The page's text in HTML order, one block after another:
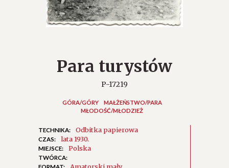
Para turystów
P-17219
GÓRA/GÓRY
MAŁŻEŃSTWO/PARA
MŁODOŚĆ/MŁODZIEŻ
TECHNIKA: Odbitka papierowa
CZAS: lata 1930.
MIEJSCE: Polska
TWÓRCA: